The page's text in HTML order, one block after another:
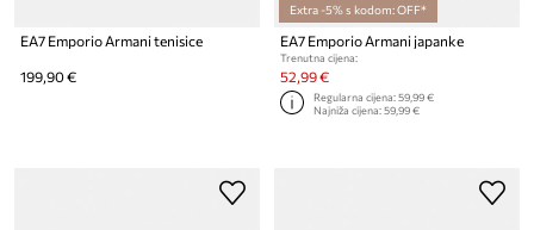
EA7 Emporio Armani tenisice
199,90 €
Extra -5% s kodom: OFF*
EA7 Emporio Armani japanke
Trenutna cijena:
52,99 €
Regularna cijena:59,99 €
Najniža cijena:59,99 €